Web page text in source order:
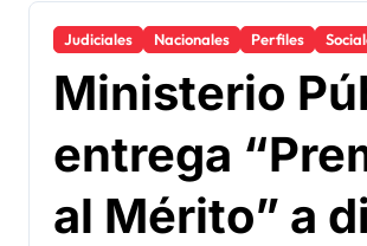
Judiciales Nacionales Perfiles
Ministerio
entrega
al Mérito” a